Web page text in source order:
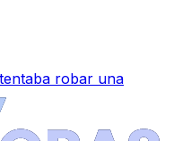
robar una